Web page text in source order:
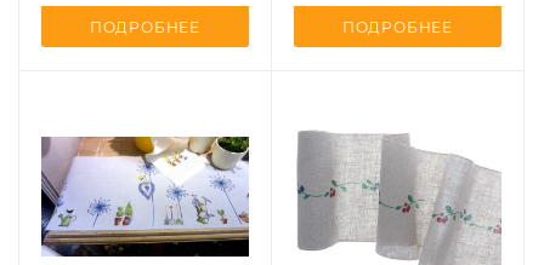
ПОДРОБНЕЕ ПОДРОБНЕЕ